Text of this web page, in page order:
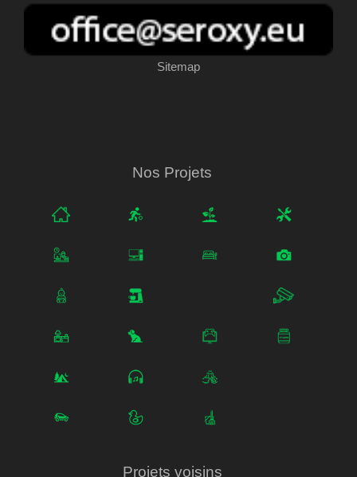
Sitemap
Nos Projets
Projets voisins